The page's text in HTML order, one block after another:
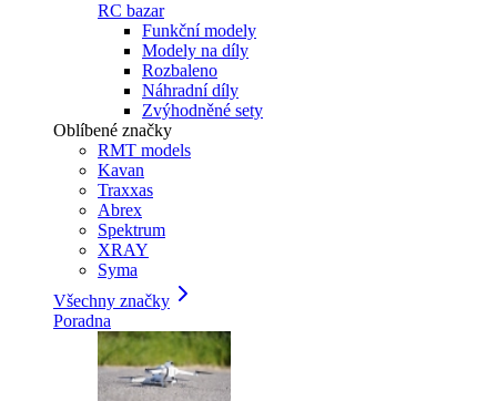
RC bazar
Funkční modely
Modely na díly
Rozbaleno
Náhradní díly
Zvýhodněné sety
Oblíbené značky
RMT models
Kavan
Traxxas
Abrex
Spektrum
XRAY
Syma
Všechny značky
Poradna